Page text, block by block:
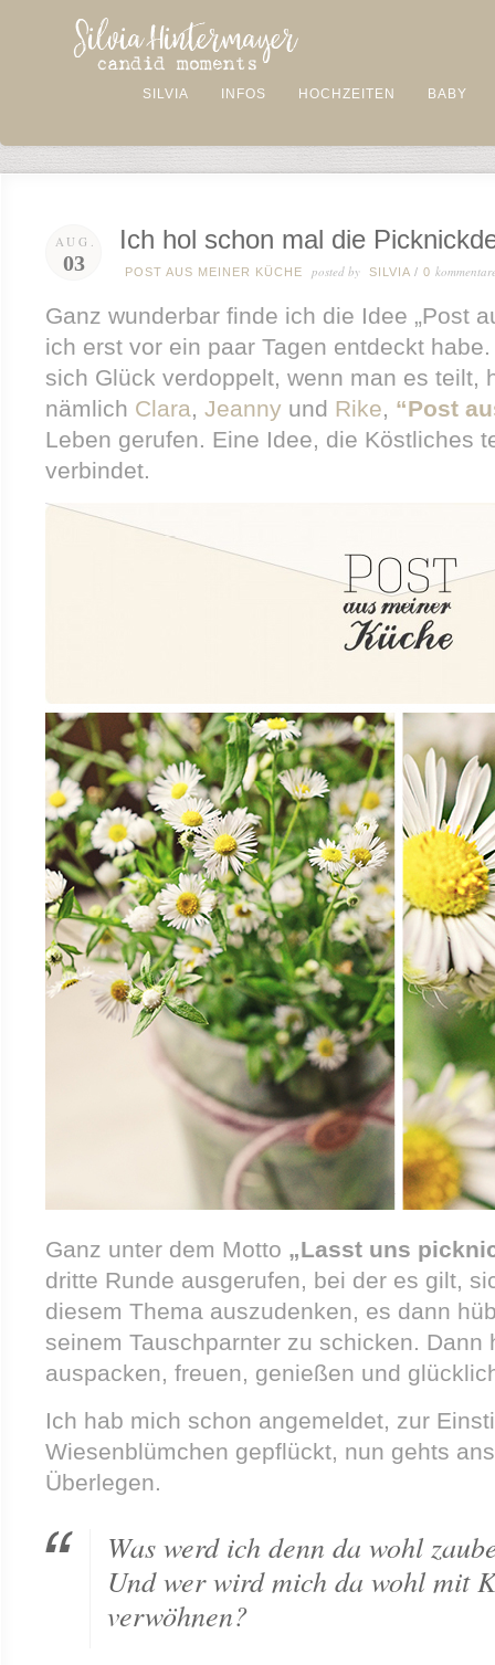
SILVIA INFOS HOCHZEITEN BABY
AUG.
03
Ich hol schon mal die
POST AUS MEINER KÜCHE posted by SILVIA / 0
Ganz wunderbar finde ich die Idee „Post
ich erst vor ein paar Tagen entdeckt
sich Glück verdoppelt, wenn man es teilt,
nämlich Clara, Jeanny und Rike, “Post
Leben gerufen. Eine Idee, die Köstliches
verbindet.
Ganz unter dem Motto „Lasst uns
dritte Runde ausgerufen, bei der es gilt,
diesem Thema auszudenken, es dann
seinem Tauschparnter zu schicken. Dann
auspacken, freuen, genießen und
Ich hab mich schon angemeldet, zur
Wiesenblümchen gepflückt, nun gehts
Überlegen.
Was werd ich denn da wohl
Und wer wird mich da wohl mit
verwöhnen?